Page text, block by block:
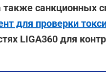
также санкционных
для проверки
LIGA360 для